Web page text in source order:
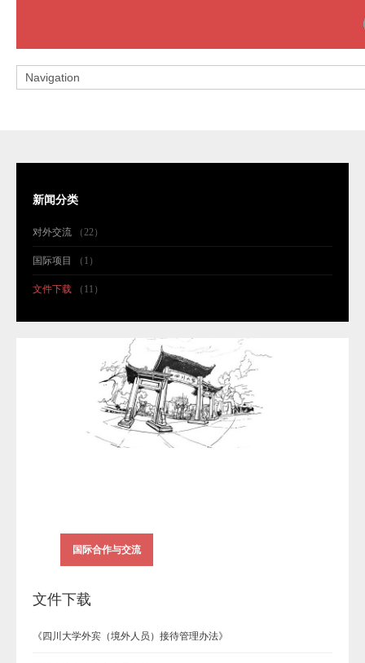
新闻分类
对外交流 （22）
国际项目 （1）
文件下载 （11）
国际合作与交流
文件下载
《四川大学外宾（境外人员）接待管理办法》